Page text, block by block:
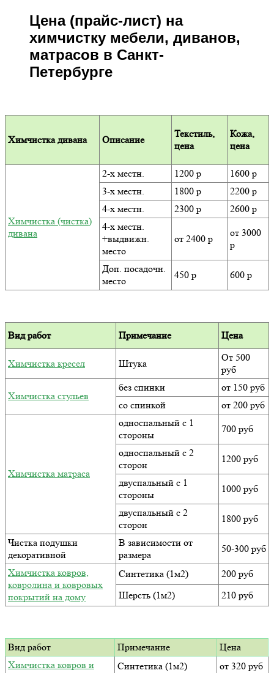
Цена (прайс-лист) на
химчистку мебели, диванов,
матрасов в Санкт-
Петербурге
Химчистка дивана Описание
Текстиль,
цена
Кожа,
цена
Химчистка (чистка)
дивана
2-х местн. 1200 р
1600 р
3-х местн.
1800 р
2200 р
4-х местн.
2300 р
2600 р
4-х местн.
+выдвижн.
место
от 2400 р
от 3000
р
Доп. посадочн.
место
450 р 600 р
Вид работ Примечание Цена
Химчистка кресел Штука
От 500
руб
Химчистка стульев
без спинки
от 150 руб
со спинкой
от 200 руб
Химчистка матраса
односпальный с 1
стороны
700 руб
односпальный с 2
сторон
1200 руб
двуспальный с 1
стороны
1000 руб
двуспальный с 2
сторон
1800 руб
Чистка подушки
декоративной
В зависимости от
размера
50-300 руб
Химчистка ковров,
ковролина и ковровых
покрытий на дому
Синтетика (1м2)
200 руб
Шерсть (1м2)
210 руб
Вид работ Примечание
Цена
Химчистка ковров и
Синтетика (1м2) от 320 руб